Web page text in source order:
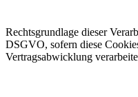
Rechtsgrundlage dieser
DSGVO, sofern diese
Vertragsabwicklung